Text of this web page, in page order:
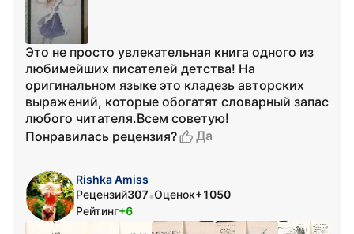
Это не просто увлекательная книга одного из
любимейших писателей детства! На
оригинальном языке это кладезь авторских
выражений, которые обогатят словарный запас
любого читателя.Всем советую!
Понравилась рецензия?
Да
Rishka Amiss
Рецензий307•Оценок+1050
Рейтинг+6